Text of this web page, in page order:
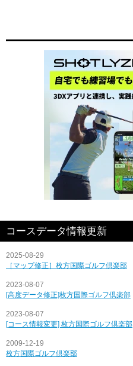
コースデータ情報更新
2025-08-29
［マップ修正］枚方国際ゴルフ倶楽部
2023-08-07
[高度データ修正]枚方国際ゴルフ倶楽部
2023-08-07
[コース情報変更] 枚方国際ゴルフ倶楽部
2009-12-19
枚方国際ゴルフ倶楽部